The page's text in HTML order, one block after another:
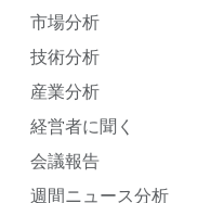
市場分析
技術分析
産業分析
経営者に聞く
会議報告
週間ニュース分析